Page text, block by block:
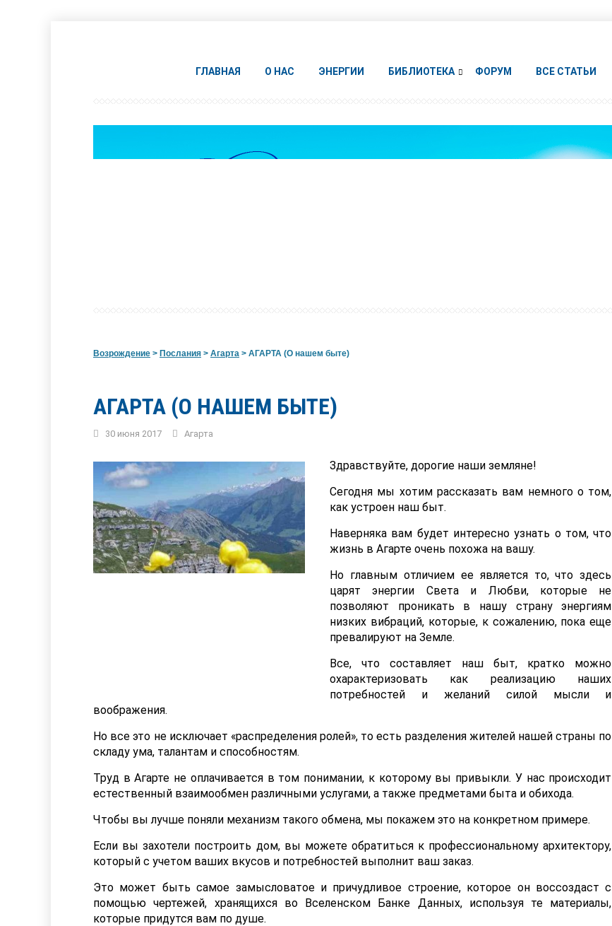
ГЛАВНАЯ О НАС ЭНЕРГИИ БИБЛИОТЕКА ФОРУМ ВСЕ СТАТЬИ
Возрождение > Послания > Агарта > АГАРТА (О нашем быте)
АГАРТА (О НАШЕМ БЫТЕ)
30 июня 2017 Агарта
Здравствуйте, дорогие наши земляне!
Сегодня мы хотим рассказать вам немного о том,
как устроен наш быт.
Наверняка вам будет интересно узнать о том, что
жизнь в Агарте очень похожа на вашу.
Но главным отличием ее является то, что здесь
царят энергии Света и Любви, которые не
позволяют проникать в нашу страну энергиям
низких вибраций, которые, к сожалению, пока еще
превалируют на Земле.
Все, что составляет наш быт, кратко можно
охарактеризовать как реализацию наших
потребностей и желаний силой мысли и
воображения.
Но все это не исключает «распределения ролей», то есть разделения жителей нашей страны по
складу ума, талантам и способностям.
Труд в Агарте не оплачивается в том понимании, к которому вы привыкли. У нас происходит
естественный взаимообмен различными услугами, а также предметами быта и обихода.
Чтобы вы лучше поняли механизм такого обмена, мы покажем это на конкретном примере.
Если вы захотели построить дом, вы можете обратиться к профессиональному архитектору,
который с учетом ваших вкусов и потребностей выполнит ваш заказ.
Это может быть самое замысловатое и причудливое строение, которое он воссоздаст с
помощью чертежей, хранящихся во Вселенском Банке Данных, используя те материалы,
которые придутся вам по душе.